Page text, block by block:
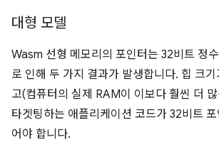
대형 모델
Wasm 선형 메모리의 포인터는 32비트 정
로 인해 두 가지 결과가 발생합니다. 힙 크
고(컴퓨터의 실제 RAM이 이보다 훨씬 더
타겟팅하는 애플리케이션 코드가 32비트
어야 합니다.